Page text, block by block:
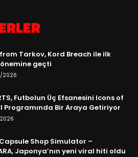
Tarkov, Kord Breach ile ilk
geçti
2026
Futbolun Üç Efsanesini Icons of
Programında Bir Araya Getiriyor
Shop Simulator –
Japonya’nın yeni viral hiti oldu